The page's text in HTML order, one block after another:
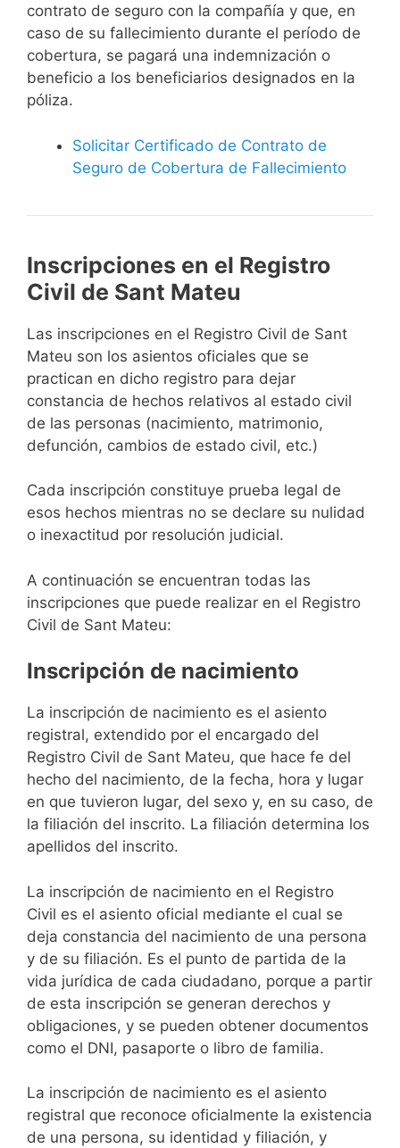
contrato de seguro con la compañía y que, en
caso de su fallecimiento durante el período de
cobertura, se pagará una indemnización o
beneficio a los beneficiarios designados en la
póliza.
Solicitar Certificado de Contrato de
Seguro de Cobertura de Fallecimiento
Inscripciones en el Registro
Civil de Sant Mateu
Las inscripciones en el Registro Civil de Sant
Mateu son los asientos oficiales que se
practican en dicho registro para dejar
constancia de hechos relativos al estado civil
de las personas (nacimiento, matrimonio,
defunción, cambios de estado civil, etc.)
Cada inscripción constituye prueba legal de
esos hechos mientras no se declare su nulidad
o inexactitud por resolución judicial.
A continuación se encuentran todas las
inscripciones que puede realizar en el Registro
Civil de Sant Mateu:
Inscripción de nacimiento
La inscripción de nacimiento es el asiento
registral, extendido por el encargado del
Registro Civil de Sant Mateu, que hace fe del
hecho del nacimiento, de la fecha, hora y lugar
en que tuvieron lugar, del sexo y, en su caso, de
la filiación del inscrito. La filiación determina los
apellidos del inscrito.
La inscripción de nacimiento en el Registro
Civil es el asiento oficial mediante el cual se
deja constancia del nacimiento de una persona
y de su filiación. Es el punto de partida de la
vida jurídica de cada ciudadano, porque a partir
de esta inscripción se generan derechos y
obligaciones, y se pueden obtener documentos
como el DNI, pasaporte o libro de familia.
La inscripción de nacimiento es el asiento
registral que reconoce oficialmente la existencia
de una persona, su identidad y filiación, y